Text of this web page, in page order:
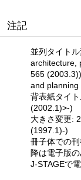
注記
並列タイト
architecture,
565
and
背表紙タイ
(2002.1)>-)
大きさ変更:
(1997.1)-)
冊子体での
降は電子版
J-STAGEで